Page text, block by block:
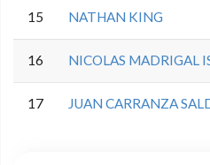
15 NATHAN KING
16 NICOLAS MADRIGAL
17 JUAN CARRANZA